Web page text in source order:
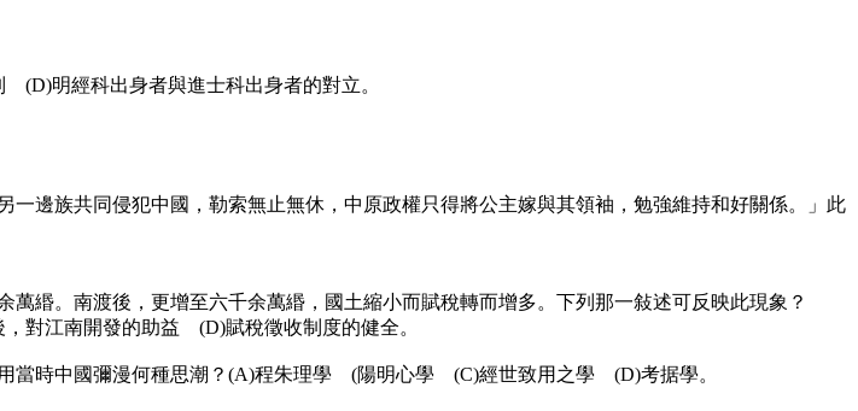
明經科出身者與進士科出身者的對立。
邊族共同侵犯中國，勒索無止無休，中原政權只得將公主嫁與其領袖，勉強維持和好關係。」此
緡。南渡後，更增至六千余萬緡，國土縮小而賦稅轉而增多。下列那一敍述可反映此現象？
對江南開發的助益 (D)賦稅徵收制度的健全。
當時中國彌漫何種思潮？(A)程朱理學 (陽明心學 (C)經世致用之學 (D)考据學。